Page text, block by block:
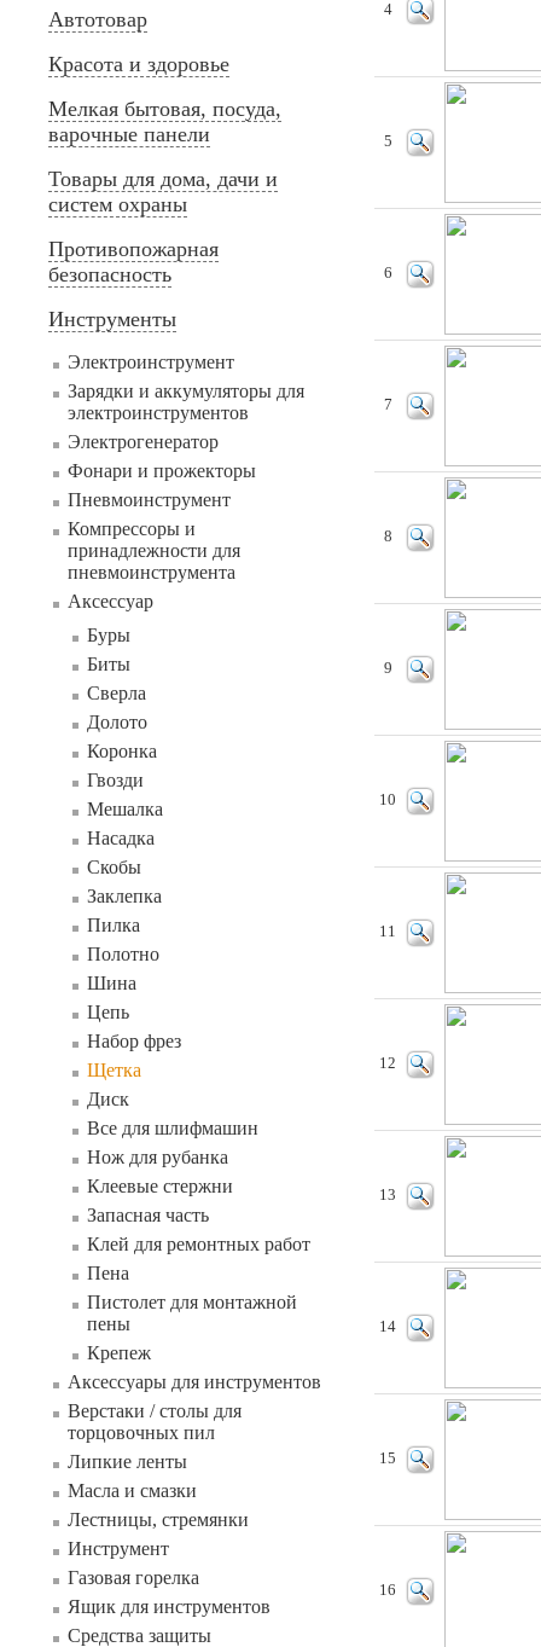
Автотовар
Красота и здоровье
Мелкая бытовая, посуда,
варочные панели
Товары для дома, дачи и
систем охраны
Противопожарная
безопасность
Инструменты
Электроинструмент
Зарядки и аккумуляторы для
электроинструментов
Электрогенератор
Фонари и прожекторы
Пневмоинструмент
Компрессоры и
принадлежности для
пневмоинструмента
Аксессуар
Буры
Биты
Сверла
Долото
Коронка
Гвозди
Мешалка
Насадка
Скобы
Заклепка
Пилка
Полотно
Шина
Цепь
Набор фрез
Щетка
Диск
Все для шлифмашин
Нож для рубанка
Клеевые стержни
Запасная часть
Клей для ремонтных работ
Пена
Пистолет для монтажной
пены
Крепеж
Аксессуары для инструментов
Верстаки / столы для
торцовочных пил
Липкие ленты
Масла и смазки
Лестницы, стремянки
Инструмент
Газовая горелка
Ящик для инструментов
Средства защиты
4
5
6
7
8
9
10
11
12
13
14
15
16